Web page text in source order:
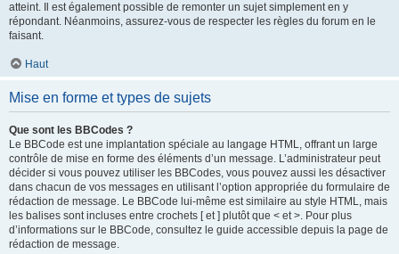
atteint. Il est également possible de remonter un sujet simplement en y
répondant. Néanmoins, assurez-vous de respecter les règles du forum en le
faisant.
Haut
Mise en forme et types de sujets
Que sont les BBCodes ?
Le BBCode est une implantation spéciale au langage HTML, offrant un large
contrôle de mise en forme des éléments d’un message. L’administrateur peut
décider si vous pouvez utiliser les BBCodes, vous pouvez aussi les désactiver
dans chacun de vos messages en utilisant l’option appropriée du formulaire de
rédaction de message. Le BBCode lui-même est similaire au style HTML, mais
les balises sont incluses entre crochets [ et ] plutôt que < et >. Pour plus
d’informations sur le BBCode, consultez le guide accessible depuis la page de
rédaction de message.